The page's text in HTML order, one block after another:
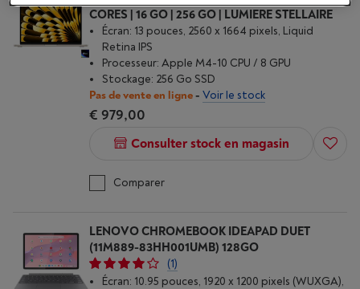
CORES | 16 GO | 256 GO | LUMIERE STELLAIRE
Écran: 13 pouces, 2560 x 1664 pixels, Liquid
Retina IPS
Processeur: Apple M4-10 CPU / 8 GPU
Stockage: 256 Go SSD
Pas de vente en ligne- Voir le stock
€ 979,00
Consulter stock en magasin
Comparer
LENOVO CHROMEBOOK IDEAPAD DUET
(11M889-83HH001UMB) 128GO
(1)
Écran: 10.95 pouces, 1920 x 1200 pixels (WUXGA),